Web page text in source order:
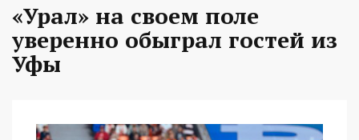
«Урал» на своем поле
уверенно обыграл гостей из
Уфы